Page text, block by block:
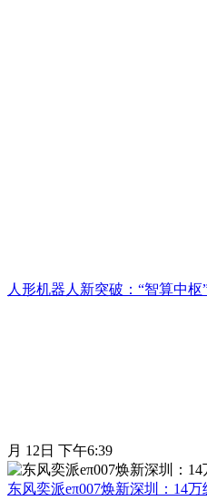
人形机器人新突破：“智算中
月 12日 下午6:39
东风奕派eπ007焕新深圳：14